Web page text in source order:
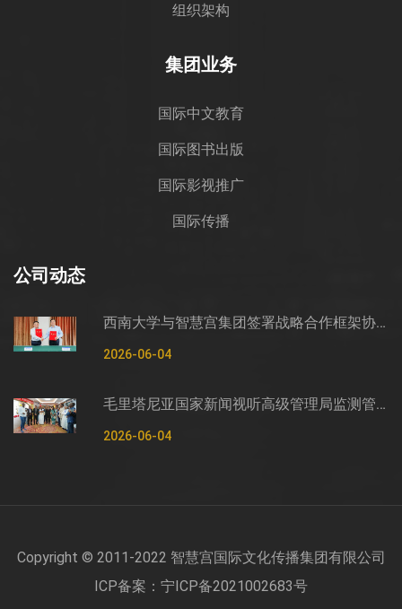
组织架构
集团业务
国际中文教育
国际图书出版
国际影视推广
国际传播
公司动态
西南大学与智慧宫集团签署战略合作框架协议
2026-06-04
毛里塔尼亚国家新闻视听高级管理局监测管控司司长穆罕默德·哈桑·埃萨利姆一行莅临智慧宫调研
2026-06-04
Copyright © 2011-2022 智慧宫国际文化传播集团有限公司
ICP备案：宁ICP备2021002683号